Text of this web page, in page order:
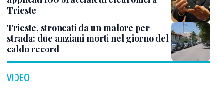
Trieste
Trieste, stroncati da un malore per
strada: due anziani morti nel giorno del
caldo record
VIDEO